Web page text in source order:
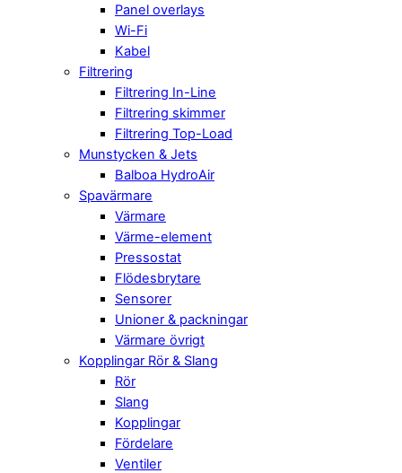
Panel overlays
Wi-Fi
Kabel
Filtrering
Filtrering In-Line
Filtrering skimmer
Filtrering Top-Load
Munstycken & Jets
Balboa HydroAir
Spavärmare
Värmare
Värme-element
Pressostat
Flödesbrytare
Sensorer
Unioner & packningar
Värmare övrigt
Kopplingar Rör & Slang
Rör
Slang
Kopplingar
Fördelare
Ventiler